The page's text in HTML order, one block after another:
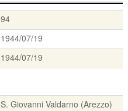
94
1944/07/19
1944/07/19
S. Giovanni Valdarno (Arezzo)